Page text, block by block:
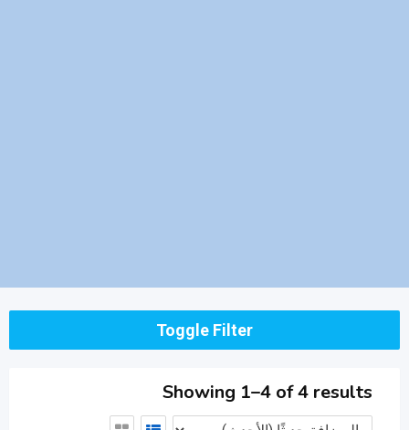
Toggle Filter
Showing 1–4 of 4 results